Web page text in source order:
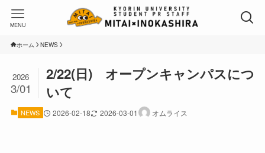
MENU
ホーム NEWS
2/22(日) オープンキャンパスにつ
いて
2026
3/01
NEWS 2026-02-18 2026-03-01 オムライス